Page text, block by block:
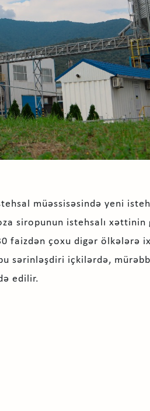
müəssisəsində yeni
siropunun istehsalı xəttinin
faizdən çoxu digər ölkələrə
sərinləşdiri içkilərdə,
edilir.